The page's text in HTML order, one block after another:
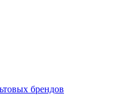
брендов